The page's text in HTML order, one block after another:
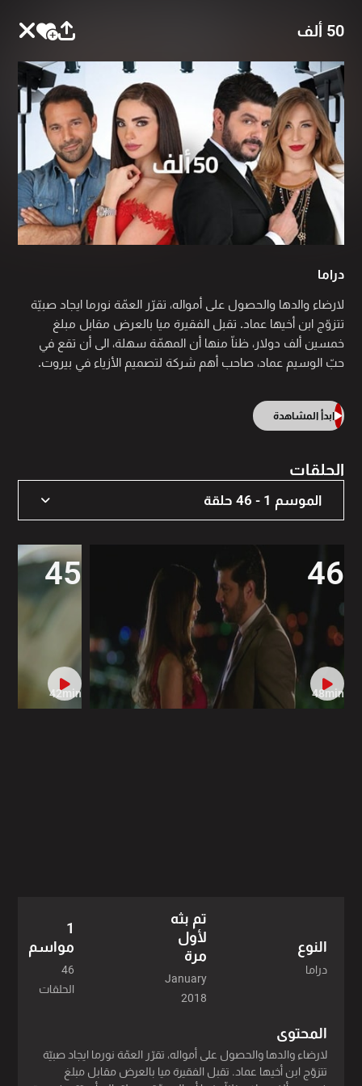
50 ألف
دراما
لارضاء والدها والحصول على أمواله، تقرّر العمّة نورما ايجاد صبيّة
تتزوّج ابن أخيها عماد. تقبل الفقيرة ميا بالعرض مقابل مبلغ
خمسين ألف دولار، ظناّ منها أن المهمّة سهلة، الى أن تقع في
حبّ الوسيم عماد، صاحب أهم شركة لتصميم الأزياء في بيروت.
ابدأ المشاهدة
الحلقات
الموسم 1 - 46 حلقة
46
48min
45
42min
النوع
دراما
تم بثه
لأول
مرة
January
2018
1
مواسم
46
الحلقات
المحتوى
لارضاء والدها والحصول على أمواله، تقرّر العمّة نورما ايجاد صبيّة
تتزوّج ابن أخيها عماد. تقبل الفقيرة ميا بالعرض مقابل مبلغ